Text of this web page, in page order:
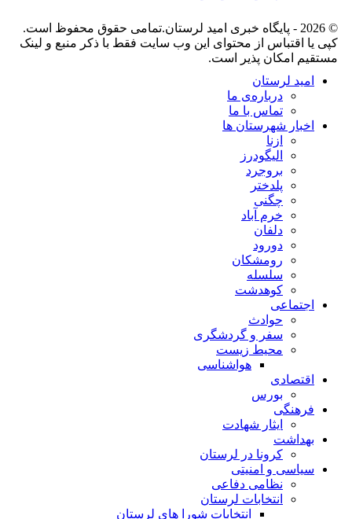
© 2026 - پایگاه خبری اميد لرستان.تمامی حقوق محفوظ است.
کپی یا اقتباس از محتوای این وب سایت فقط با ذکر منبع و لینک
مستقیم امکان پذیر است.
امید لرستان
درباره‌ی ما
تماس با ما
اخبار شهرستان ها
ازنا
الیگودرز
بروجرد
پلدختر
چگنی
خرم آباد
دلفان
دورود
رومشکان
سلسله
کوهدشت
اجتماعی
حوادث
سفر و گردشگری
محیط زیست
هواشناسی
اقتصادی
بورس
فرهنگی
ایثار شهادت
بهداشت
کرونا در لرستان
سیاسی و امنیتی
نظامی دفاعی
انتخابات لرستان
انتخابات شورا های لرستان